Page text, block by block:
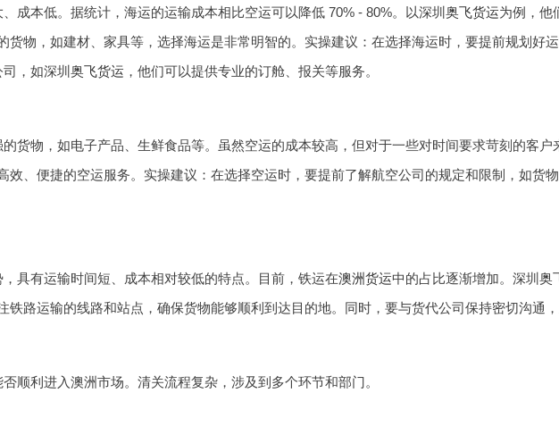
成本低。据统计，海运的运输成本相比空运可以降低 70% - 80%。以深圳 奥飞货运为例，他
物，如建材、家具等，选择海运是非常明智的。实操建议：在选择海运时，要提前规划好
，如深圳 奥飞货运 ，他们可以提供专业的订舱、报关等服务。
货物，如电子产品、生鲜食品等。虽然空运的成本较高，但对于一些对时间要求苛刻的客户
、便捷的空运服务。实操建议：在选择空运时，要提前了解航空公司的规定和限制，如货
具有运输时间短、成本相对较低的特点。目前，铁运在澳洲货运中的占比逐渐增加。深圳 奥
路运输的线路和站点，确保货物能够顺利到达目的地。同时，要与货代公司保持密切沟通
顺利进入澳洲市场。清关流程复杂，涉及到多个环节和部门。